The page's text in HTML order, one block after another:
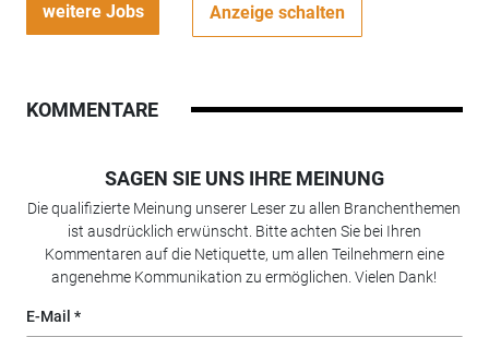
weitere Jobs Anzeige schalten
KOMMENTARE
SAGEN SIE UNS IHRE MEINUNG
Die qualifizierte Meinung unserer Leser zu allen Branchenthemen
ist ausdrücklich erwünscht. Bitte achten Sie bei Ihren
Kommentaren auf die Netiquette, um allen Teilnehmern eine
angenehme Kommunikation zu ermöglichen. Vielen Dank!
E-Mail